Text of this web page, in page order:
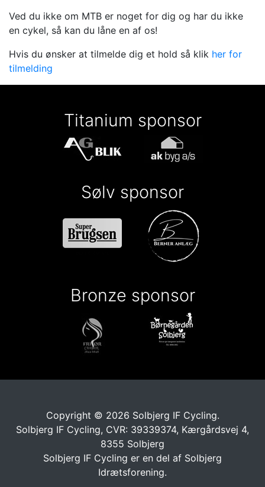
Ved du ikke om MTB er noget for dig og har du ikke
en cykel, så kan du låne en af os!
Hvis du ønsker at tilmelde dig et hold så klik her for
tilmelding
Titanium sponsor
Sølv sponsor
Bronze sponsor
Copyright © 2026 Solbjerg IF Cycling.
Solbjerg IF Cycling, CVR: 39339374, Kærgårdsvej 4,
8355 Solbjerg
Solbjerg IF Cycling er en del af Solbjerg
Idrætsforening.